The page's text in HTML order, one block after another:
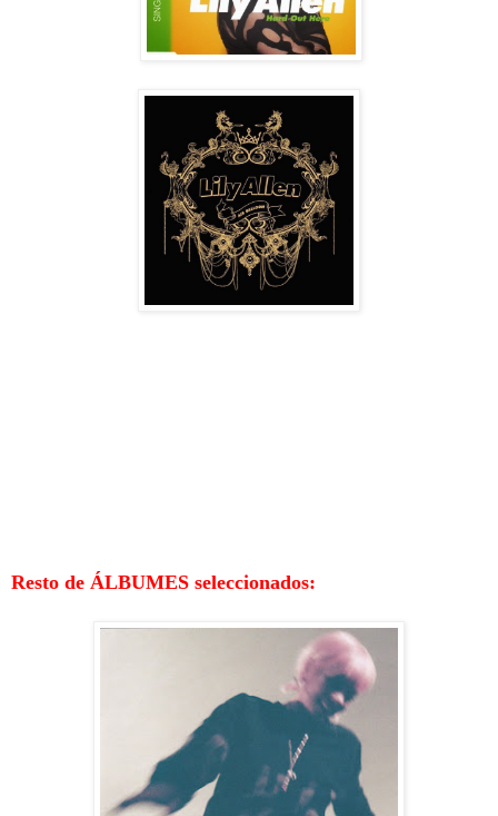
Resto de ÁLBUMES seleccionados: